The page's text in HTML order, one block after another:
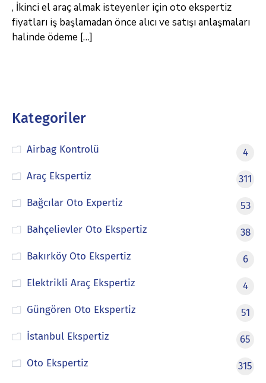
, İkinci el araç almak isteyenler için oto ekspertiz
fiyatları iş başlamadan önce alıcı ve satışı anlaşmaları
halinde ödeme […]
Kategoriler
Airbag Kontrolü
4
Araç Ekspertiz
311
Bağcılar Oto Expertiz
53
Bahçelievler Oto Ekspertiz
38
Bakırköy Oto Ekspertiz
6
Elektrikli Araç Ekspertiz
4
Güngören Oto Ekspertiz
51
İstanbul Ekspertiz
65
Oto Ekspertiz
315